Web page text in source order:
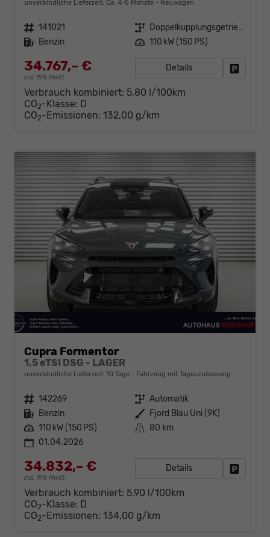
unverbindliche Lieferzeit: Ca. 4-5 Monate Neuwagen
Fahrzeugnr. 141021 Getriebe
Doppelkupplungsgetriebe (DSG)
Kraftstoff Benzin Leistung 110 kW (150 PS)
34.767,– €
incl. 19% MwSt.
Details
Verbrauch kombiniert: 5,80 l/100km
CO2-Klasse: D
CO2-Emissionen: 132,00 g/km
Cupra Formentor
1,5 eTSI DSG - LAGER
unverbindliche Lieferzeit: 10 Tage Fahrzeug mit Tageszulassung
Fahrzeugnr. 142269 Getriebe Automatik
Kraftstoff Benzin Außenfarbe Fjord Blau Uni (9K)
Leistung 110 kW (150 PS) Kilometerstand 80 km
01.04.2026
34.832,– €
incl. 19% MwSt.
Details
Verbrauch kombiniert: 5,90 l/100km
CO2-Klasse: D
CO2-Emissionen: 134,00 g/km